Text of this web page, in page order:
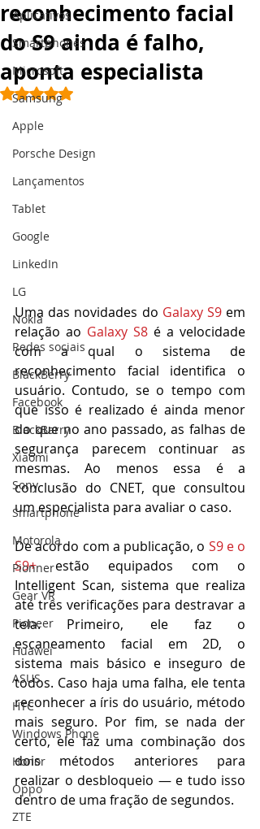
Aplicativos
Smartphones
Microsoft
Samsung
Apple
Porsche Design
Lançamentos
Tablet
Google
LinkedIn
LG
Nokia
Redes sociais
BlackBerry
Facebook
BlackBarry
Xiaomi
Sony
Smartphone
Motorola
Pionner
Gear VR
Pioneer
Huawei
ASUS
HTC
Windows Phone
Honor
Oppo
ZTE
reconhecimento facial
do S9 ainda é falho,
aponta especialista
Avaliado com NaN de 5 estrelas.
Uma das novidades do Galaxy S9 em
relação ao Galaxy S8 é a velocidade
com a qual o sistema de
reconhecimento facial identifica o
usuário. Contudo, se o tempo com
que isso é realizado é ainda menor
do que no ano passado, as falhas de
segurança parecem continuar as
mesmas. Ao menos essa é a
conclusão do CNET, que consultou
um especialista para avaliar o caso.
De acordo com a publicação, o S9 e o
S9+ estão equipados com o
Intelligent Scan, sistema que realiza
até três verificações para destravar a
tela. Primeiro, ele faz o
escaneamento facial em 2D, o
sistema mais básico e inseguro de
todos. Caso haja uma falha, ele tenta
reconhecer a íris do usuário, método
mais seguro. Por fim, se nada der
certo, ele faz uma combinação dos
dois métodos anteriores para
realizar o desbloqueio — e tudo isso
dentro de uma fração de segundos.